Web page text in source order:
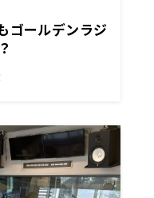
ゴールデンラジ